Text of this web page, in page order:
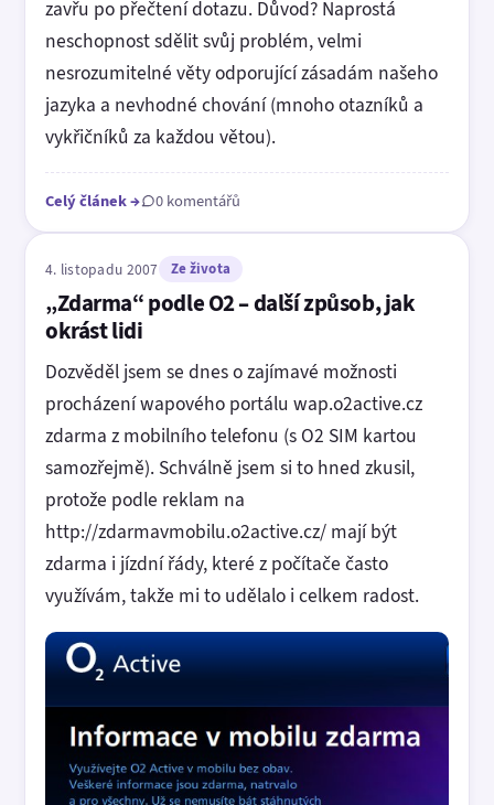
zavřu po přečtení dotazu. Důvod? Naprostá
neschopnost sdělit svůj problém, velmi
nesrozumitelné věty odporující zásadám našeho
jazyka a nevhodné chování (mnoho otazníků a
vykřičníků za každou větou).
Celý článek→ 0 komentářů
4. listopadu 2007 Ze života
„Zdarma“ podle O2 – další způsob, jak
okrást lidi
Dozvěděl jsem se dnes o zajímavé možnosti
procházení wapového portálu wap.o2active.cz
zdarma z mobilního telefonu (s O2 SIM kartou
samozřejmě). Schválně jsem si to hned zkusil,
protože podle reklam na
http://zdarmavmobilu.o2active.cz/ mají být
zdarma i jízdní řády, které z počítače často
využívám, takže mi to udělalo i celkem radost.